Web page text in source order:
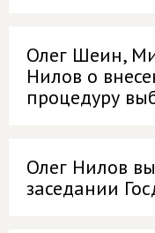
Олег Шеин,
Нилов о
процедуру
Олег Нилов
заседании